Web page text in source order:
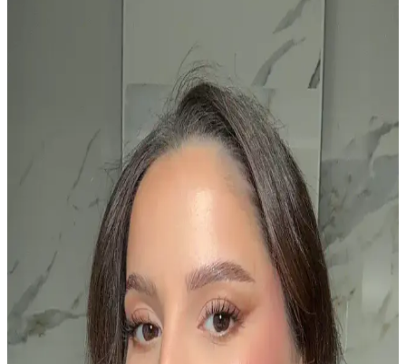
Gelin makyajında allık seçimi ve uygulama teknikleri, cilt tonu ve
makyaj uyumuna göre belirlenir. Doğru ton ve uygulama, makyajın
doğal ve fotoğraflarda kusursuz görünmesini sağlar.
Farklı Yüz Kızarıklıkları İçin Uygun Allık Tonları
ve Uygulama Yöntemleri
Yüzdeki farklı kızarıklık türlerine uygun allık tonları ve formülleri
detaylandırılır. Doğru renk ve uygulama ile doğal, sağlıklı ve estetik
bir görünüm sağlanır.
Mac Glow Play Allık: Yumuşak Dokulu, Kat Kat
Uygulanabilen Doğal Görünüm Sağlayan Makyaj
Mac Glow Play Allık, yumuşak dokusu ve doğal görünüm sağlayan
formülüyle makyajda çok yönlülük sunar. Kat kat uygulanabilir,
hafif ve kalıcı yapısıyla doğal makyaj arayanlar için mükemmel bir
seçim.